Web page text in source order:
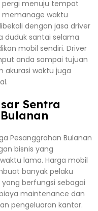
pergi menuju tempat
memanage waktu
dengan jasa driver
duduk santai selama
mobil sendiri. Driver
anda sampai tujuan
akurasi waktu juga
Sentra
Pesanggrahan Bulanan
bisnis yang
lama. Harga mobil
banyak pelaku
berfungsi sebagai
maintenance dan
pengeluaran kantor.